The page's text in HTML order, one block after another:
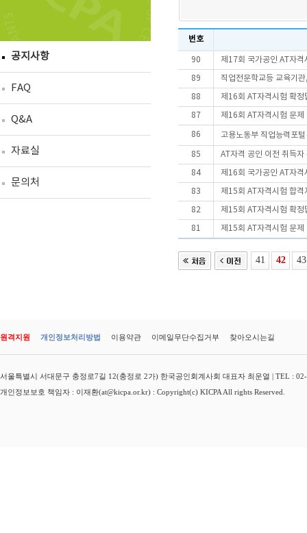
공지사항
FAQ
Q&A
자료실
문의처
번호
90 제17회 국가공인 AT자격
89 직업전문학교등 교육기
88 제16회 AT자격시험 확정
87 제16회 AT자격시험 문
86 고용노동부 직업능력포
85 AT자격 공인 이전 취득자
84 제16회 국가공인 AT자격
83 제15회 AT자격시험 합격
82 제15회 AT자격시험 확정
81 제15회 AT자격시험 문
41 42 43
원격지원 개인정보처리방법 이용약관 이메일무단수집거부 찾아오시는길
서울특별시 서대문구 충정로7길 12(충정로 2가) 한국공인회계사회 대표자 최운열 | TEL :
개인정보보호 책임자 : 이재환(at@kicpa.or.kr) : Copyright(c) KICPA All rights Reserved.